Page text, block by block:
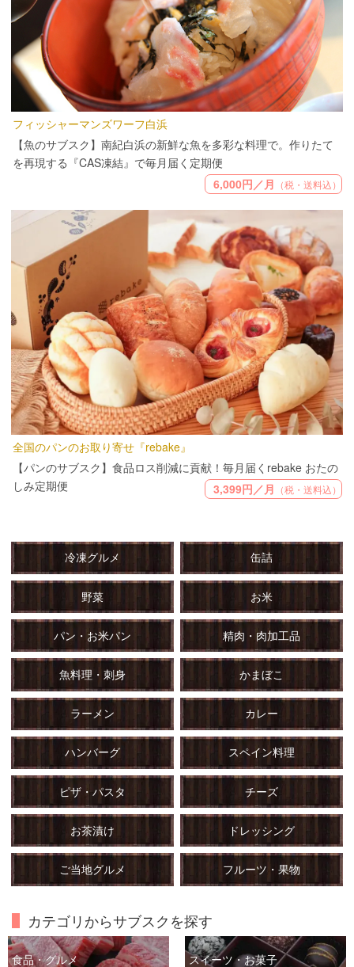
フィッシャーマンズワーフ白浜
【魚のサブスク】南紀白浜の新鮮な魚を多彩な料理で。作りたて
を再現する『CAS凍結』で毎月届く定期便
6,000円／月 （税・送料込）
全国のパンのお取り寄せ『rebake』
【パンのサブスク】食品ロス削減に貢献！毎月届くrebake おたの
しみ定期便
3,399円／月 （税・送料込）
冷凍グルメ 缶詰
野菜 お米
パン・お米パン 精肉・肉加工品
魚料理・刺身 かまぼこ
ラーメン カレー
ハンバーグ スペイン料理
ピザ・パスタ チーズ
お茶漬け ドレッシング
ご当地グルメ フルーツ・果物
カテゴリからサブスクを探す
食品・グルメ スイーツ・お菓子